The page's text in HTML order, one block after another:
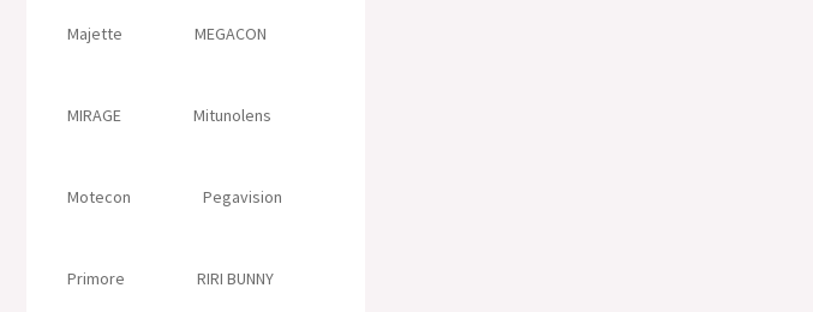
Majette MEGACON
MIRAGE Mitunolens
Motecon Pegavision
Primore RIRI BUNNY